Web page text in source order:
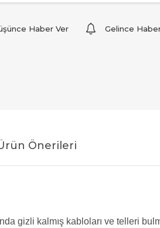
Haber Ver Gelince
Önerileri
gizli kalmış kabloları ve telleri